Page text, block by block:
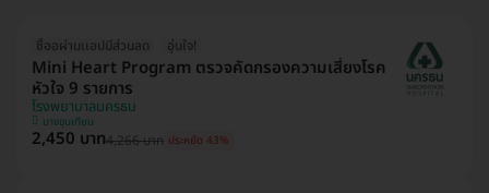
ซื้ออผ่านเเอปมีส่วนลด อุ่นใจ!
Mini Heart Program ตรวจคัดกรองความเสี่ยงโรค
หัวใจ 9 รายการ
โรงพยาบาลนครธน
บางขุนเทียน
2,450 บาท4,266 บาท ประหยัด 43%